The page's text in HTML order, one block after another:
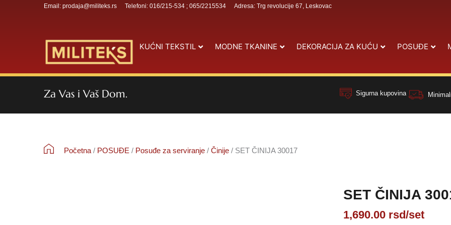
Email: prodaja@militeks.rs Telefoni: 016/215-534 ; 065/2215534 Adresa: Trg revolucije 67, Leskovac
KUĆNI TEKSTIL MODNE TKANINE DEKORACIJA ZA KUĆU POSUĐE
Za Vas i Vaš Dom. Sigurna kupovina
Početna / POSUĐE / Posuđe za serviranje / Činije / SET ČINIJA 30017
SET ČINIJA
1,690.00 rsd/set